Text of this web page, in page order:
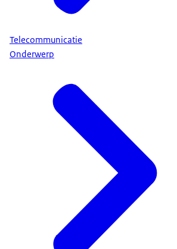
Telecommunicatie
Onderwerp